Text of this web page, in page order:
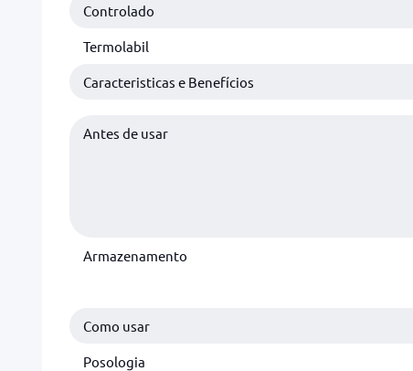
Controlado
Termolabil
Caracteristicas e Benefícios
Antes de usar
Armazenamento
Como usar
Posologia